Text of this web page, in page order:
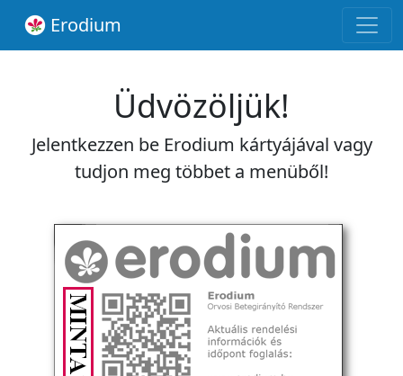
Erodium
Üdvözöljük!
Jelentkezzen be Erodium kártyájával vagy
tudjon meg többet a menüből!